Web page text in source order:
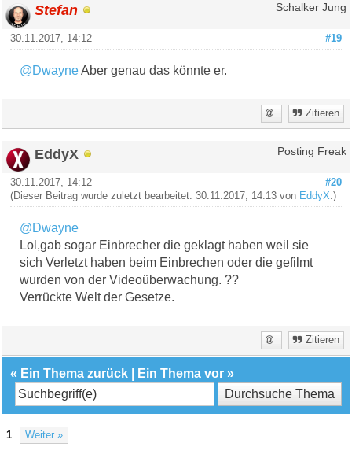
Stefan Schalker Jung
#19
30.11.2017, 14:12
@DwayneAber genau das könnte er.
Zitieren
EddyX Posting Freak
#20
30.11.2017, 14:12
(Dieser Beitrag wurde zuletzt bearbeitet: 30.11.2017, 14:13 von EddyX .)
@Dwayne
Lol,gab sogar Einbrecher die geklagt haben weil sie
sich Verletzt haben beim Einbrechen oder die gefilmt
wurden von der Videoüberwachung. ??
Verrückte Welt der Gesetze.
Zitieren
« Ein Thema zurück Ein Thema vor »
1 Weiter »